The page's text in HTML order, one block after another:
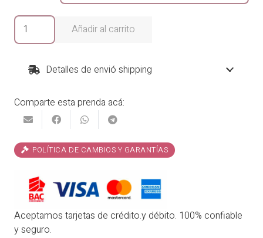
Enterizo
Rosita
Añadir al carrito
Detalles de envió shipping
Comparte esta prenda acá:
POLÍTICA DE CAMBIOS Y GARANTÍAS
Aceptamos tarjetas de crédito.y débito. 100% confiable
y seguro.